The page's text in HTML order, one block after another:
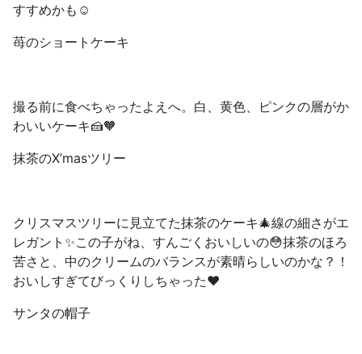
すすめかも☺️
苺のショートケーキ
撮る前に食べちゃったよえへ。白、黄色、ピンクの層がか
わいいケーキ🍰🧡
抹茶のX’masツリー
クリスマスツリーに見立てた抹茶のケーキ🎄線の細さがエ
レガント✨この子がね、すんごくおいしいの😳抹茶のほろ
苦さと、中のクリームのバランスが素晴らしいのかな？！
おいしすぎてびっくりしちゃった❤️
サンタの帽子